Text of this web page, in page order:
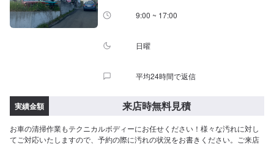
9:00 ~ 17:00
日曜
平均24時間で返信
実績金額 来店時無料見積
お車の清掃作業もテクニカルボディーにお任せください！様々な汚れに対し
てご対応いたしますので、予約の際に汚れの状況をお書きください。ご来店